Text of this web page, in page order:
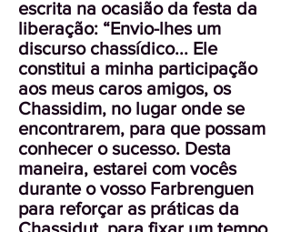
escrita na ocasião da festa da
liberação: “Envio-lhes um
discurso chassídico... Ele
constitui a minha participação
aos meus caros amigos, os
Chassidim, no lugar onde se
encontrarem, para que possam
conhecer o sucesso. Desta
maneira, estarei com vocês
durante o vosso Farbrenguen
para reforçar as práticas da